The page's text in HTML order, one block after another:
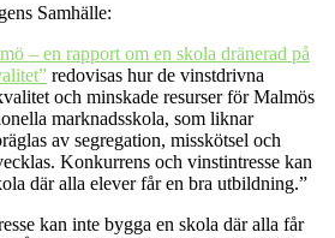
Samhälle:
– en rapport om en skola dränerad på
redovisas hur de vinstdrivna
och minskade resurser för Malmös
marknadsskola, som liknar
av segregation, misskötsel och
Konkurrens och vinstintresse kan
där alla elever får en bra utbildning.”
kan inte bygga en skola där alla får